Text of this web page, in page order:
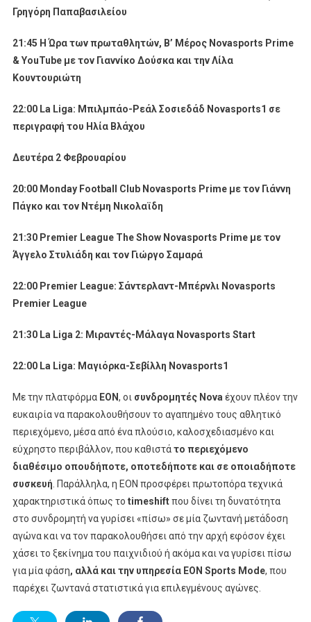
Γρηγόρη Παπαβασιλείου
21:45 Η Ώρα των πρωταθλητών, B’ M έρος Novasports Prime
& YouTubeμε τον Γιαννίκο Δούσκα και την Λίλα
Κουντουριώτη
22:00 La Liga: Μπιλμπάο-Ρεάλ Σοσιεδάδ Novasports1 σε
περιγραφή του Ηλία Βλάχου
Δευτέρα 2 Φεβρουαρίου
20:00 Monday Football Club Novasports Primeμε τον Γιάννη
Πάγκο και τον Ντέμη Νικολαϊδη
21:30 Premier League TheShow Novasports Primeμε τον
Άγγελο Στυλιάδη και τον Γιώργο Σαμαρά
22:00 Premier League: Σάντερλαντ-Μπέρνλι Novasports
Premier League
21:30 La Liga 2: Μιραντές-Μάλαγα Novasports Start
22:00 La Liga: Μαγιόρκα-Σεβίλλη Novasports1
Με την πλατφόρμα EON, οι συνδρομητές Nova έχουν πλέον την
ευκαιρία να παρακολουθήσουν το αγαπημένο τους αθλητικό
περιεχόμενο, μέσα από ένα πλούσιο, καλοσχεδιασμένο και
εύχρηστο περιβάλλον, που καθιστάτο περιεχόμενο
διαθέσιμο οπουδήποτε, οποτεδήποτε και σε οποιαδήποτε
συσκευή . Παράλληλα, η ΕΟΝ προσφέρει πρωτοπόρα τεχνικά
χαρακτηριστικά όπως το timeshiftπου δίνει τη δυνατότητα
στο συνδρομητή να γυρίσει «πίσω» σε μία ζωντανή μετάδοση
αγώνα και να τον παρακολουθήσει από την αρχή εφόσον έχει
χάσει το ξεκίνημα του παιχνιδιού ή ακόμα και να γυρίσει πίσω
για μία φάση, αλλά και την υπηρεσία EON Sports Mode, που
παρέχει ζωντανά στατιστικά για επιλεγμένους αγώνες.